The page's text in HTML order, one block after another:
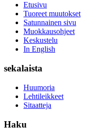
Etusivu
Tuoreet muutokset
Satunnainen sivu
Muokkausohjeet
Keskustelu
In English
sekalaista
Huumoria
Lehtileikkeet
Sitaatteja
Haku